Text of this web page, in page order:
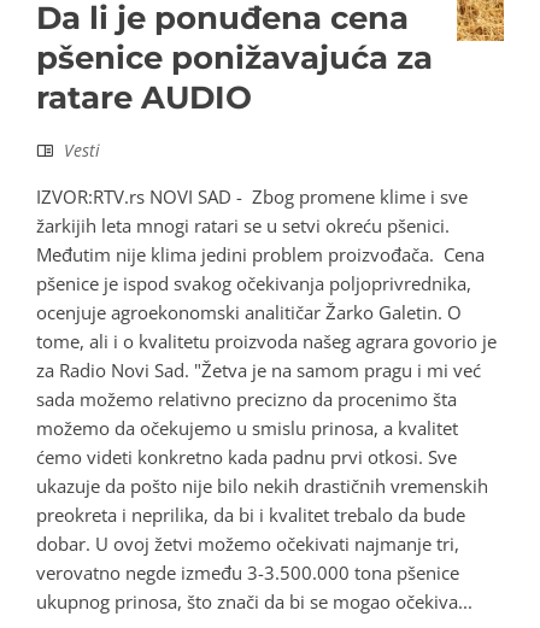
Da li je ponuđena cena
pšenice ponižavajuća za
ratare AUDIO
Vesti
IZVOR:RTV.rs NOVI SAD - Zbog promene klime i sve
žarkijih leta mnogi ratari se u setvi okreću pšenici.
Međutim nije klima jedini problem proizvođača. Cena
pšenice je ispod svakog očekivanja poljoprivrednika,
ocenjuje agroekonomski analitičar Žarko Galetin. O
tome, ali i o kvalitetu proizvoda našeg agrara govorio je
za Radio Novi Sad. "Žetva je na samom pragu i mi već
sada možemo relativno precizno da procenimo šta
možemo da očekujemo u smislu prinosa, a kvalitet
ćemo videti konkretno kada padnu prvi otkosi. Sve
ukazuje da pošto nije bilo nekih drastičnih vremenskih
preokreta i neprilika, da bi i kvalitet trebalo da bude
dobar. U ovoj žetvi možemo očekivati najmanje tri,
verovatno negde između 3-3.500.000 tona pšenice
ukupnog prinosa, što znači da bi se mogao očekiva...